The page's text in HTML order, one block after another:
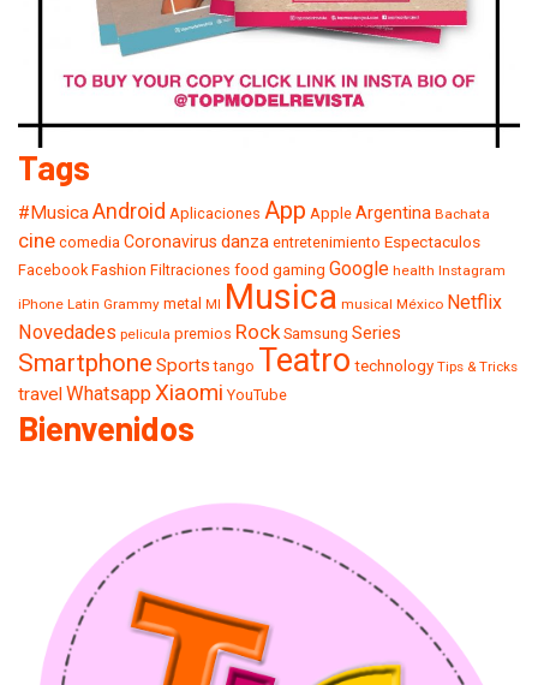
Tags
#MusicaAndroid Aplicaciones App Apple Argentina Bachata
cine comedia Coronavirus danza entretenimiento Espectaculos
Facebook Fashion Filtraciones food gaming Google health Instagram
iPhone Latin Grammy metal MI Musica musical México Netflix
Novedades pelicula premios Rock Samsung Series
Smartphone Sports tango Teatro technology Tips & Tricks
travelWhatsappXiaomi YouTube
Bienvenidos